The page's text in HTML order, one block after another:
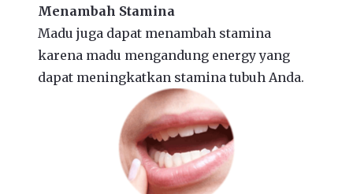
Menambah Stamina
Madu juga dapat menambah stamina
karena madu mengandung energy yang
dapat meningkatkan stamina tubuh Anda.